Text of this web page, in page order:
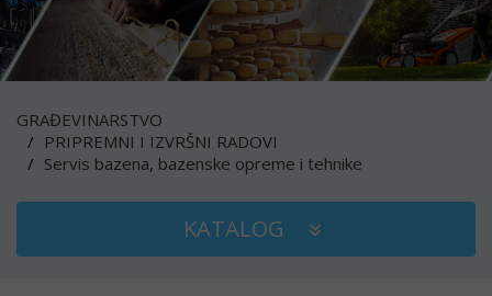
GRAĐEVINARSTVO
PRIPREMNI I IZVRŠNI RADOVI
Servis bazena, bazenske opreme i tehnike
KATALOG